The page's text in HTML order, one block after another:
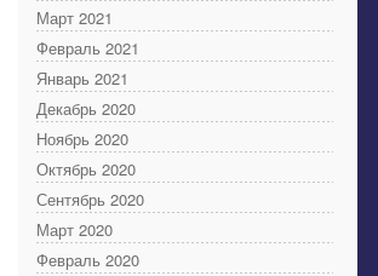
Март 2021
Февраль 2021
Январь 2021
Декабрь 2020
Ноябрь 2020
Октябрь 2020
Сентябрь 2020
Март 2020
Февраль 2020